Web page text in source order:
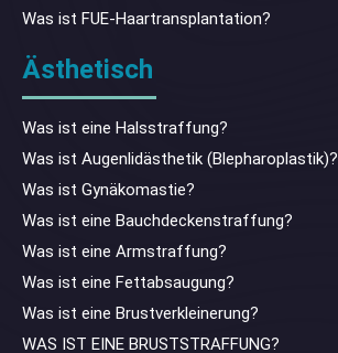
Was ist FUE-Haartransplantation?
Ästhetisch
Was ist eine Halsstraffung?
Was ist Augenlidästhetik (Blepharoplastik)?
Was ist Gynäkomastie?
Was ist eine Bauchdeckenstraffung?
Was ist eine Armstraffung?
Was ist eine Fettabsaugung?
Was ist eine Brustverkleinerung?
WAS IST EINE BRUSTSTRAFFUNG?